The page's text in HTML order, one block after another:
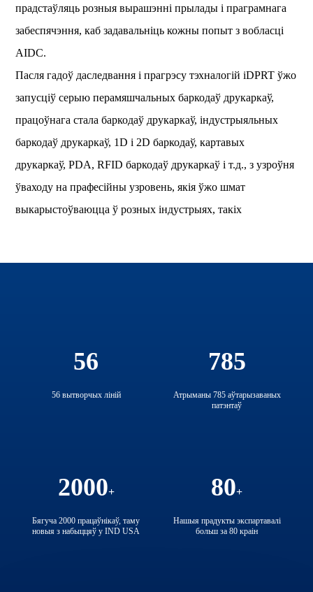
прадстаўляць розныя вырашэнні прылады і праграмнага
забеспячэння, каб задавальніць кожны попыт з вобласці
AIDC.
Пасля гадоў даследвання і прагрэсу тэхналогій iDPRT ўжо
запусціў серыю перамяшчальных баркодаў друкаркаў,
працоўнага стала баркодаў друкаркаў, індустрыяльных
баркодаў друкаркаў, 1D і 2D баркодаў, картавых
друкаркаў, PDA, RFID баркодаў друкаркаў і т.д., з узроўня
ўваходу на прафесійны узровень, якія ўжо шмат
выкарыстоўваюцца ў розных індустрыях, такіх
56
56 вытворчых ліній
785
Атрыманы 785 аўтарызаваных
патэнтаў
2000
Бягуча 2000 працаўнікаў, таму
новыя з набыццяў у IND USA
80
Нашыя прадукты экспартавалі
больш за 80 краін